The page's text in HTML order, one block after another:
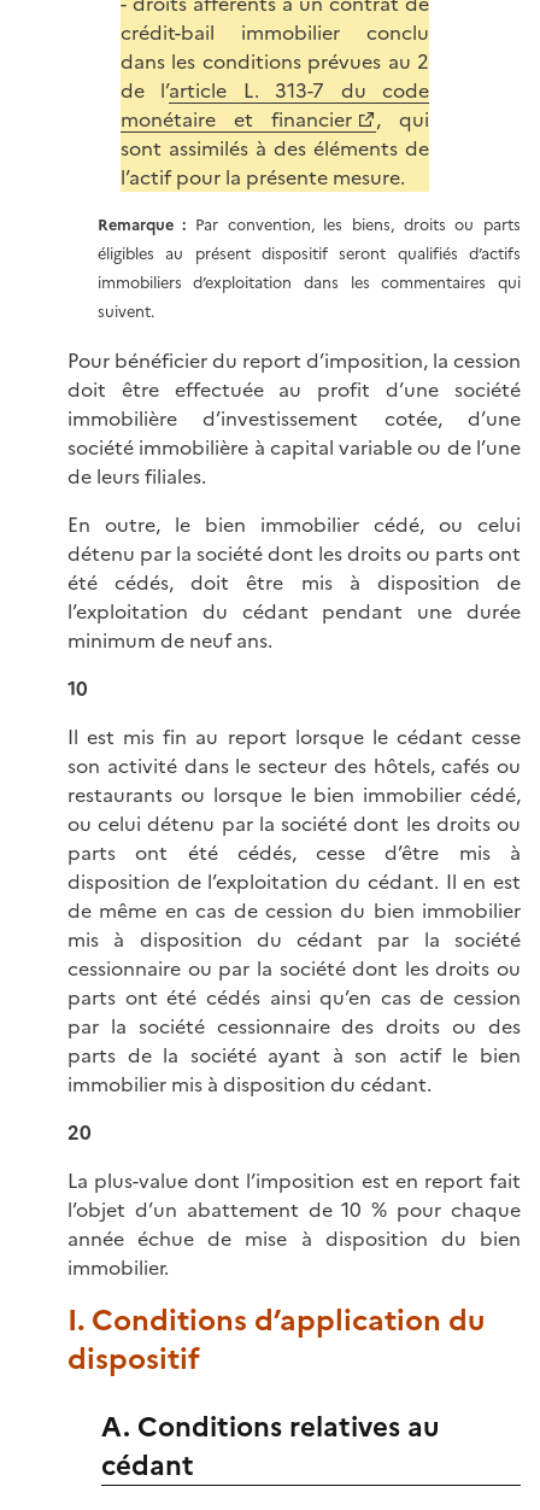
crédit-bail immobilier conclu
dans les conditions prévues au 2
de l’article L. 313-7 du code
monétaire et financier
, qui
sont assimilés à des éléments de
l’actif pour la présente mesure.
Remarque : Par convention, les biens, droits ou parts
éligibles au présent dispositif seront qualifiés d’actifs
immobiliers d’exploitation dans les commentaires qui
suivent.
Pour bénéficier du report d’imposition, la cession
doit être effectuée au profit d’une société
immobilière d’investissement cotée, d’une
société immobilière à capital variable ou de l’une
de leurs filiales.
En outre, le bien immobilier cédé, ou celui
détenu par la société dont les droits ou parts ont
été cédés, doit être mis à disposition de
l’exploitation du cédant pendant une durée
minimum de neuf ans.
10
Il est mis fin au report lorsque le cédant cesse
son activité dans le secteur des hôtels, cafés ou
restaurants ou lorsque le bien immobilier cédé,
ou celui détenu par la société dont les droits ou
parts ont été cédés, cesse d’être mis à
disposition de l’exploitation du cédant. Il en est
de même en cas de cession du bien immobilier
mis à disposition du cédant par la société
cessionnaire ou par la société dont les droits ou
parts ont été cédés ainsi qu’en cas de cession
par la société cessionnaire des droits ou des
parts de la société ayant à son actif le bien
immobilier mis à disposition du cédant.
20
La plus-value dont l’imposition est en report fait
l’objet d’un abattement de 10 % pour chaque
année échue de mise à disposition du bien
immobilier.
I. Conditions d’application du
dispositif
A. Conditions relatives au
cédant